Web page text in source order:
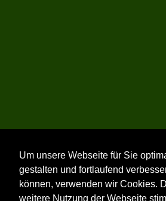
Um unsere Webseite für Sie
gestalten und fortlaufend
können, verwenden wir Cookies.
weitere Nutzung der Webseite